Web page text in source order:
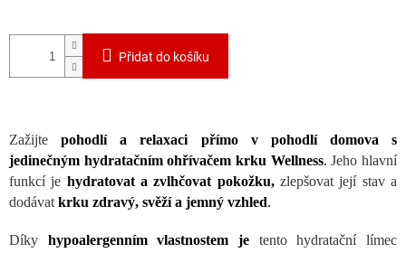
Přidat do košíku
Zažijtepohodlí a relaxaci přímo v pohodlí domova s
jedinečným hydratačním ohřívačem krku Wellness.Jeho hlavní
funkcí je hydratovat a zvlhčovat pokožku,zlepšovat její stav a
dodávat krku zdravý, svěží a jemný vzhled.
Díky hypoalergenním vlastnostem je tento hydratační límec